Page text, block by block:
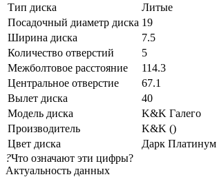
Тип диска
Литые
Посадочный диаметр диска 19
Ширина диска
7.5
Количество отверстий
5
Межболтовое расстояние
114.3
Центральное отверстие
67.1
Вылет диска
40
Модель диска
K&K Галего
Производитель
K&K ()
Цвет диска
Дарк Платинум
?Что означают эти цифры?
Актуальность данных